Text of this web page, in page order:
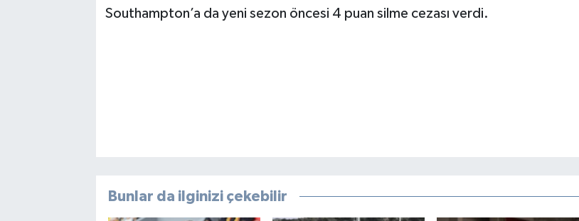
Southampton’a da yeni sezon öncesi 4 puan silme cezası verdi.
Bunlar da ilginizi çekebilir